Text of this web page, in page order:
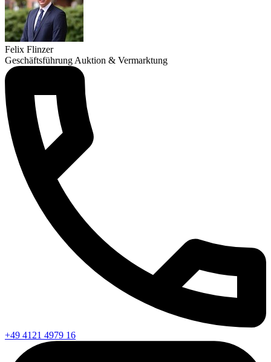
Felix Flinzer
Geschäftsführung Auktion & Vermarktung
+49 4121 4979 16